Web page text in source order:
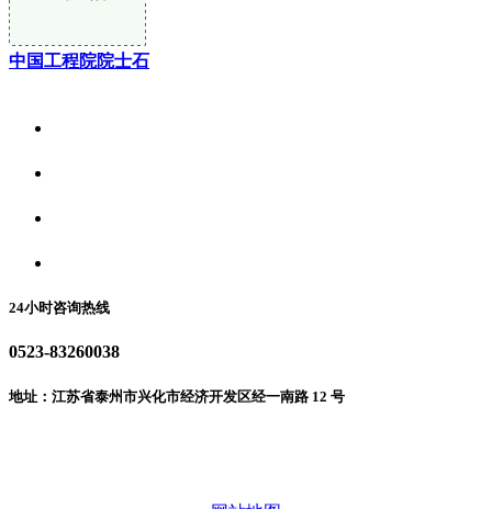
中国工程院院士石
24小时咨询热线
0523-83260038
地址：江苏省泰州市兴化市经济开发区经一南路 12 号